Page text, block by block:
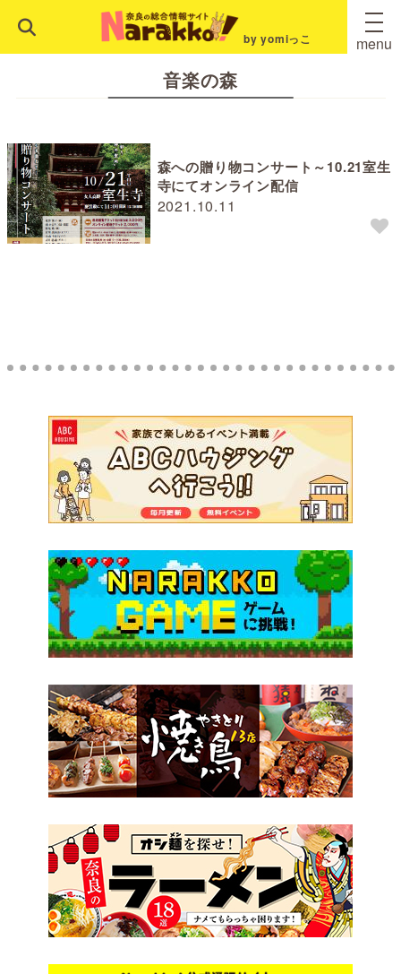
by yomiっこ menu
音楽の森
2021.10.11
森への贈り物コンサート～10.21室生
寺にてオンライン配信